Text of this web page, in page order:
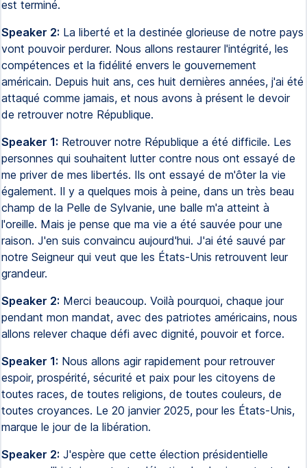
est terminé.
Speaker 2: La liberté et la destinée glorieuse de notre pays
vont pouvoir perdurer. Nous allons restaurer l'intégrité, les
compétences et la fidélité envers le gouvernement
américain. Depuis huit ans, ces huit dernières années, j'ai été
attaqué comme jamais, et nous avons à présent le devoir
de retrouver notre République.
Speaker 1: Retrouver notre République a été difficile. Les
personnes qui souhaitent lutter contre nous ont essayé de
me priver de mes libertés. Ils ont essayé de m'ôter la vie
également. Il y a quelques mois à peine, dans un très beau
champ de la Pelle de Sylvanie, une balle m'a atteint à
l'oreille. Mais je pense que ma vie a été sauvée pour une
raison. J'en suis convaincu aujourd'hui. J'ai été sauvé par
notre Seigneur qui veut que les États-Unis retrouvent leur
grandeur.
Speaker 2: Merci beaucoup. Voilà pourquoi, chaque jour
pendant mon mandat, avec des patriotes américains, nous
allons relever chaque défi avec dignité, pouvoir et force.
Speaker 1: Nous allons agir rapidement pour retrouver
espoir, prospérité, sécurité et paix pour les citoyens de
toutes races, de toutes religions, de toutes couleurs, de
toutes croyances. Le 20 janvier 2025, pour les États-Unis,
marque le jour de la libération.
Speaker 2: J'espère que cette élection présidentielle